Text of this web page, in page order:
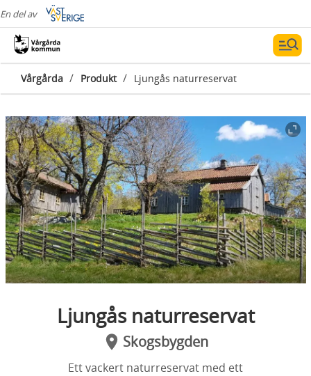
En del av
Vårgårda / Produkt / Ljungås naturreservat
Ljungås naturreservat
Skogsbygden
Ett vackert naturreservat med ett